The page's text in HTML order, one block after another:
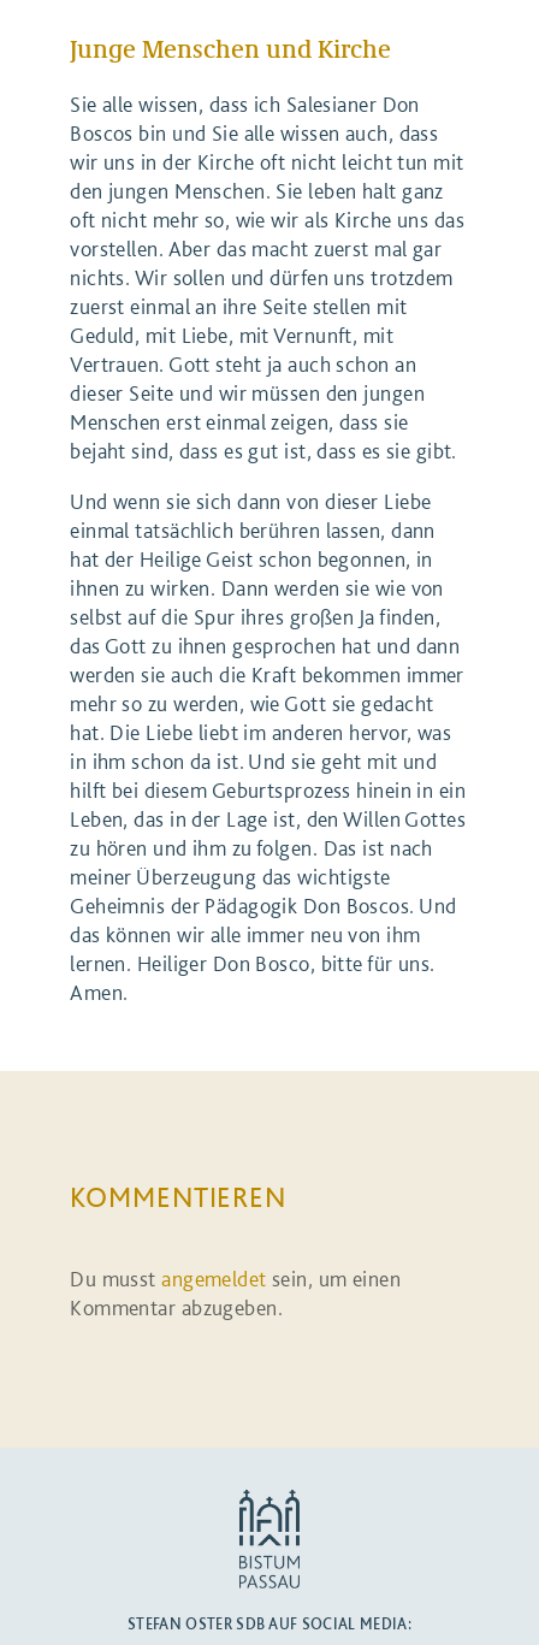
Junge Menschen und Kirche
Sie alle wissen, dass ich Salesianer Don
Boscos bin und Sie alle wissen auch, dass
wir uns in der Kirche oft nicht leicht tun mit
den jungen Menschen. Sie leben halt ganz
oft nicht mehr so, wie wir als Kirche uns das
vorstellen. Aber das macht zuerst mal gar
nichts. Wir sollen und dürfen uns trotzdem
zuerst einmal an ihre Seite stellen mit
Geduld, mit Liebe, mit Vernunft, mit
Vertrauen. Gott steht ja auch schon an
dieser Seite und wir müssen den jungen
Menschen erst einmal zeigen, dass sie
bejaht sind, dass es gut ist, dass es sie gibt.
Und wenn sie sich dann von dieser Liebe
einmal tatsächlich berühren lassen, dann
hat der Heilige Geist schon begonnen, in
ihnen zu wirken. Dann werden sie wie von
selbst auf die Spur ihres großen Ja finden,
das Gott zu ihnen gesprochen hat und dann
werden sie auch die Kraft bekommen immer
mehr so zu werden, wie Gott sie gedacht
hat. Die Liebe liebt im anderen hervor, was
in ihm schon da ist. Und sie geht mit und
hilft bei diesem Geburtsprozess hinein in ein
Leben, das in der Lage ist, den Willen Gottes
zu hören und ihm zu folgen. Das ist nach
meiner Überzeugung das wichtigste
Geheimnis der Pädagogik Don Boscos. Und
das können wir alle immer neu von ihm
lernen. Heiliger Don Bosco, bitte für uns.
Amen.
KOMMENTIEREN
Du musstangemeldet sein, um einen
Kommentar abzugeben.
STEFAN OSTER SDB AUF SOCIAL MEDIA: